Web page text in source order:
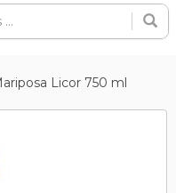
Licor 750 ml